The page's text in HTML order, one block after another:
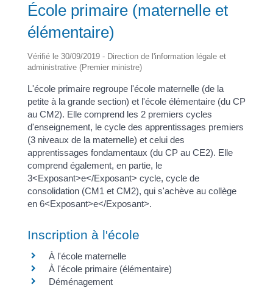
École primaire (maternelle et
élémentaire)
Vérifié le 30/09/2019 - Direction de l'information légale et
administrative (Premier ministre)
L'école primaire regroupe l'école maternelle (de la
petite à la grande section) et l'école élémentaire (du CP
au CM2). Elle comprend les 2 premiers cycles
d'enseignement, le cycle des apprentissages premiers
(3 niveaux de la maternelle) et celui des
apprentissages fondamentaux (du CP au CE2). Elle
comprend également, en partie, le
3<Exposant>e</Exposant> cycle, cycle de
consolidation (CM1 et CM2), qui s'achève au collège
en 6<Exposant>e</Exposant>.
Inscription à l'école
À l'école maternelle
À l'école primaire (élémentaire)
Déménagement